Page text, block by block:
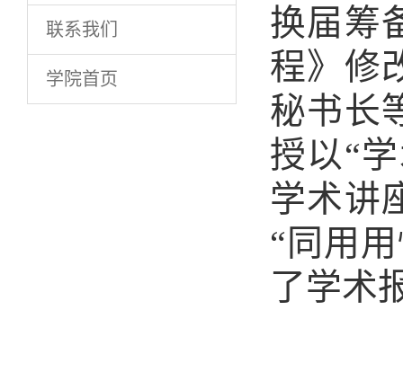
联系我们
学院首页
换届筹
程》修
秘书长
授以“
学术讲
“同用
了学术